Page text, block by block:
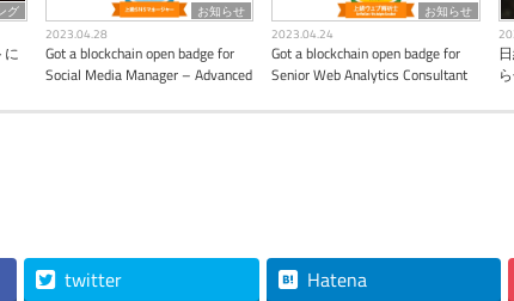
グ
に
お知らせ
2023.04.28
Got a blockchain open badge for
Social Media Manager – Advanced
お知らせ
2023.04.24
Got a blockchain open badge for
Senior Web Analytics Consultant
twitter Hatena